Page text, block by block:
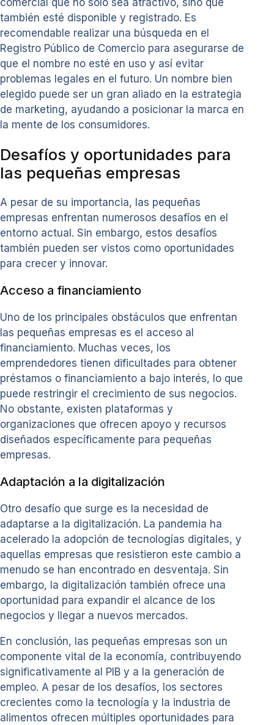
también esté disponible y registrado. Es
recomendable realizar una búsqueda en el
Registro Público de Comercio para asegurarse de
que el nombre no esté en uso y así evitar
problemas legales en el futuro. Un nombre bien
elegido puede ser un gran aliado en la estrategia
de marketing, ayudando a posicionar la marca en
la mente de los consumidores.
Desafíos y oportunidades para
las pequeñas empresas
A pesar de su importancia, las pequeñas
empresas enfrentan numerosos desafíos en el
entorno actual. Sin embargo, estos desafíos
también pueden ser vistos como oportunidades
para crecer y innovar.
Acceso a financiamiento
Uno de los principales obstáculos que enfrentan
las pequeñas empresas es el acceso al
financiamiento. Muchas veces, los
emprendedores tienen dificultades para obtener
préstamos o financiamiento a bajo interés, lo que
puede restringir el crecimiento de sus negocios.
No obstante, existen plataformas y
organizaciones que ofrecen apoyo y recursos
diseñados específicamente para pequeñas
empresas.
Adaptación a la digitalización
Otro desafío que surge es la necesidad de
adaptarse a la digitalización. La pandemia ha
acelerado la adopción de tecnologías digitales, y
aquellas empresas que resistieron este cambio a
menudo se han encontrado en desventaja. Sin
embargo, la digitalización también ofrece una
oportunidad para expandir el alcance de los
negocios y llegar a nuevos mercados.
En conclusión, las pequeñas empresas son un
componente vital de la economía, contribuyendo
significativamente al PIB y a la generación de
empleo. A pesar de los desafíos, los sectores
crecientes como la tecnología y la industria de
alimentos ofrecen múltiples oportunidades para